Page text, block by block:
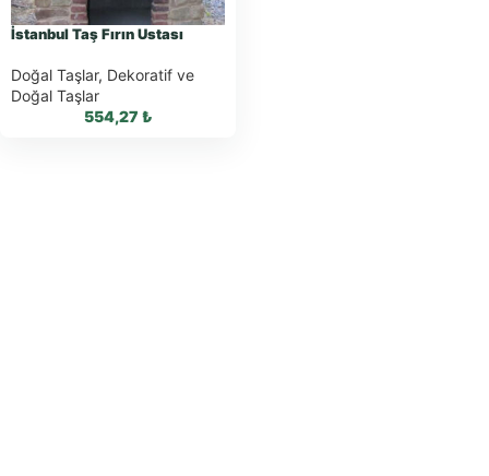
İstanbul Taş Fırın Ustası
Doğal Taşlar, Dekoratif ve
Doğal Taşlar
554,27 ₺